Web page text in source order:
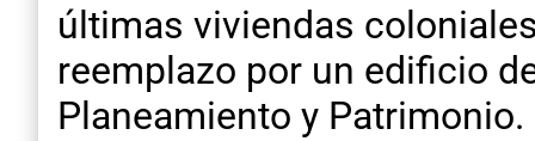
últimas viviendas
reemplazo por un edificio
Planeamiento y Patrimonio.